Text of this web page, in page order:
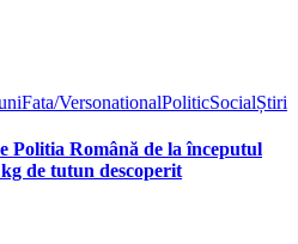
Fata/VersonationalPoliticSocialȘtiri
Politia Română de la începutul
de tutun descoperit